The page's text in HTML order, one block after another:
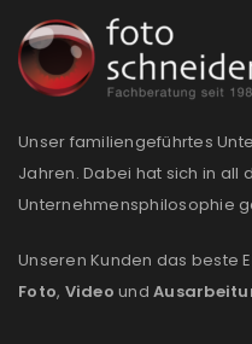
Unser familiengeführtes
Jahren. Dabei hat sich in all
Unternehmensphilosophie
Unseren Kunden das beste
Foto, Video und